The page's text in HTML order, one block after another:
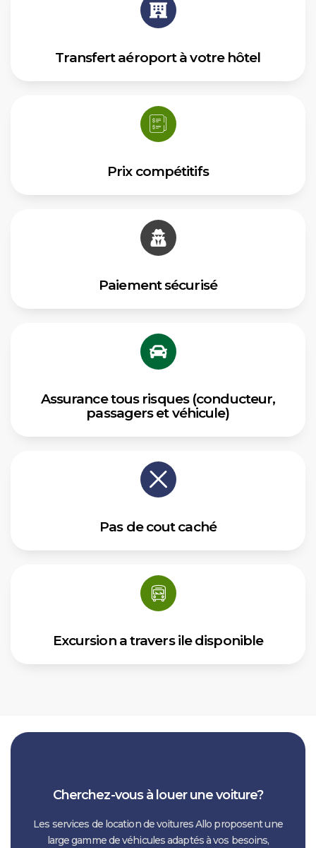
Transfert aéroport à votre hôtel
Prix ​​compétitifs
Paiement sécurisé
Assurance tous risques (conducteur,
passagers et véhicule)
Pas de cout caché
Excursion a travers ile disponible
Cherchez-vous à louer une voiture?
Les services de location de voitures Allo proposent une
large gamme de véhicules adaptés à vos besoins,